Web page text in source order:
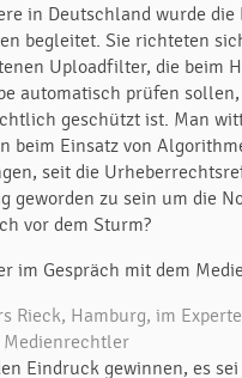
in Deutschland wurde
begleitet. Sie richteten
Uploadfilter, die beim
automatisch prüfen
geschützt ist. Man
beim Einsatz von
seit die
geworden zu sein um die
vor dem Sturm?
Rieck, Hamburg, im
Eindruck gewinnen, es